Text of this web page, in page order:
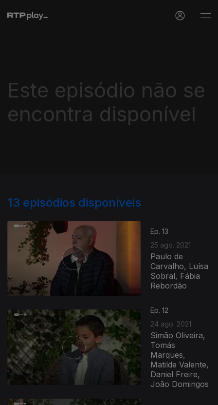
Este episódio não se
encontra disponível
13 episódios disponíveis
Ep. 13
25 ago. 2021
Paulo de
Carvalho, Luísa
Sobral, Fábia
Rebordão
Ep. 12
24 ago. 2021
Simão Oliveira,
Tomás
Marques,
Matilde Valente,
Daniel Freire,
João Domingos